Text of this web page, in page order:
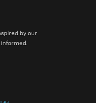
by our